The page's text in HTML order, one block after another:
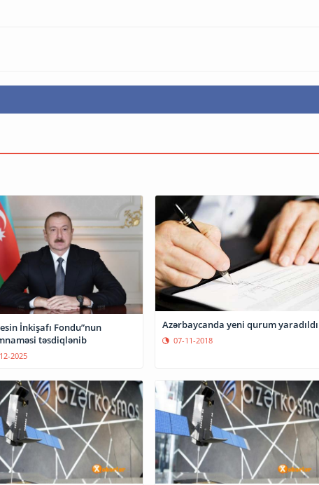
İnkişafı Fondu”nun
təsdiqlənib
2025
Azərbaycanda yeni qurum yaradıldı
07-11-2018